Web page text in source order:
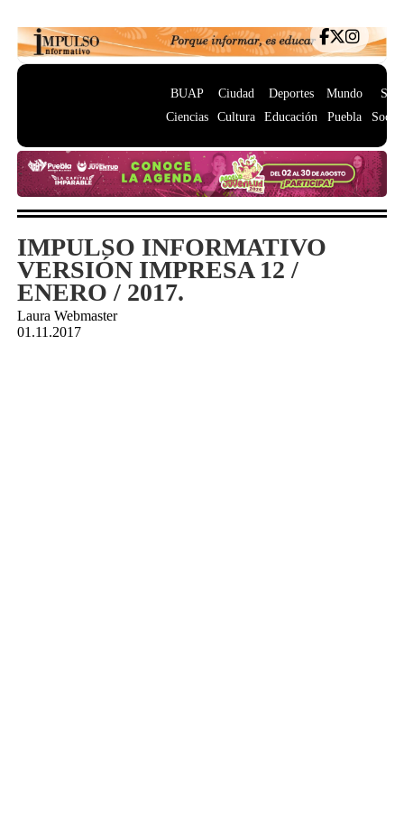
BUAP
Ciencias
Ciudad
Cultura
Deportes
Educación
Mundo
Puebla
IMPULSO INFORMATIVO
VERSIÓN IMPRESA 12 /
ENERO / 2017.
Laura Webmaster
01.11.2017